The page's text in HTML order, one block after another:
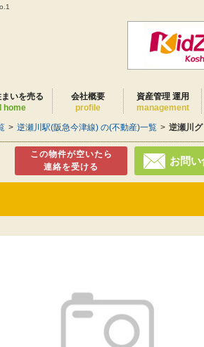
いを売る
home
会社概要
profile
資産管理 運用
management
> 逆瀬川駅(阪急今津線) の(不動産)一覧 > 逆瀬川
この物件が空いたら
連絡を受ける
お問